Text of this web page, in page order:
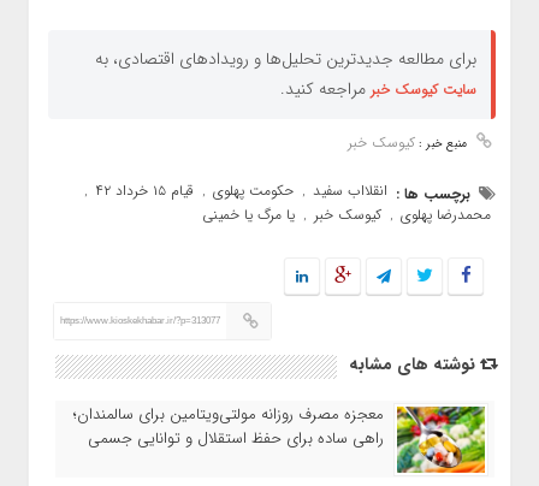
برای مطالعه جدیدترین تحلیل‌ها و رویدادهای اقتصادی، به
سایت کیوسک خبر مراجعه کنید.
منبع خبر : کیوسک خبر
برچسب ها : انقلااب سفید , حکومت پهلوی , قیام ۱۵ خرداد ۴۲ ,
محمدرضا پهلوی , کیوسک خبر , یا مرگ یا خمینی
https://www.kioskekhabar.ir/?p=313077
نوشته های مشابه
معجزه مصرف روزانه مولتی‌ویتامین برای سالمندان؛
راهی ساده برای حفظ استقلال و توانایی جسمی